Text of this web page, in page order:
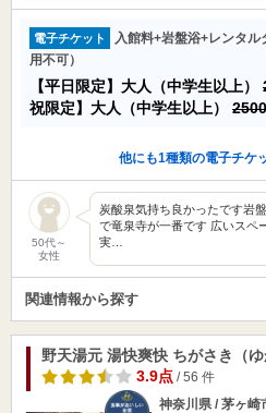
電子チケット
入館料+岩盤浴+レンタ
用不可）
【平日限定】大人（中学生以上）
祝限定】大人（中学生以上）
他にも1種類の電子チケ
50代～
女性
炭酸泉気持ち良かったです岩
で竜泉寺が一番です 広いスペ
実…
関連情報から探す
野天湯元 湯快爽快 ちがさき（ゆ
3.9点/ 56 件
神奈川県 / 茅ヶ崎